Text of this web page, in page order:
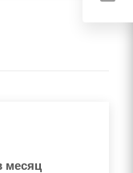
месяц